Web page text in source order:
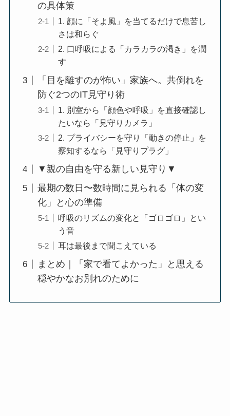
の具体策
1. 顔に「そよ風」を当てるだけで息苦し
さは和らぐ
2. 口呼吸による「カラカラの渇き」を潤
す
「目を離すのが怖い」家族へ。共倒れを
防ぐ2つのIT見守り術
1. 別室から「顔色や呼吸」を直接確認し
たいなら「見守りカメラ」
2. プライバシーを守り「動きの停止」を
察知するなら「見守りプラグ」
▼親の自由を守る新しい見守り▼
最期の数日〜数時間に見られる「体の変
化」と心の準備
呼吸のリズムの変化と「ゴロゴロ」とい
う音
耳は最後まで聞こえている
まとめ｜「家で看てよかった」と思える
穏やかなお別れのために